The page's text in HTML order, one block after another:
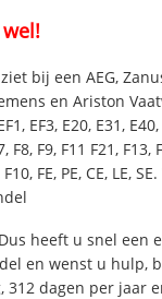
bij een AEG,
en Ariston
EF3, E20, E31,
F8, F9, F11 F21, F13,
FE, PE, CE, LE,
heeft u snel een
en wenst u hulp,
dagen per jaar